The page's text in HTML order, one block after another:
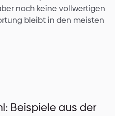
noch keine vollwertigen
bleibt in den meisten
Beispiele aus der